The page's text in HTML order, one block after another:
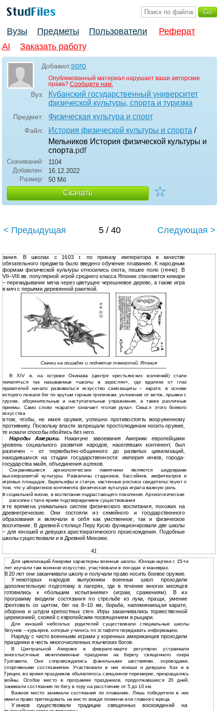
Вузы Предметы Пользователи
Реферат
AI
Заказать работу
Добавил:soro
Опубликованный материал нарушает ваши авторские
права? Сообщите нам.
Вуз:
Кубанский государственный университет
физической культуры, спорта и туризма
Предмет: Физическая культура и спорт
Файл: История физической культуры и спорта /
Мельников История физической культуры и
спорта.pdf
Скачиваний:
1104
Добавлен:
16.12.2022
Размер:
50 Мб
Скачать ☆
< Предыдущая 5 / 40 Следующая >
зания. В школах с 1603 г. по приказу императора в качестве
обязательного предмета было введено обучение плаванию. К народным
формам физической культуры относились охота, пешее поло (гяччо). В
VII–VIII вв. популярной игрой среднего класса Японии становится кемари
– перекидывание мяча через цветущее черешневое дерево, а также игра
в мяч с перьями деревянной ракеткой.
Скачки на лошадях и поднятие тяжестей. Япония
В XIV в. на острове Окинава (центре крестьянских волнений) стали
появляться так называемые «школы в зарослях», где вдалеке от глаз
правителей начало развиваться искусство самозащиты – карате, в основе
которого лежали бег по крутым горным тропинкам, уклонение от веток, прыжки с
грузом, оборонительные и наступательные упражнения, а также различные
приемы. Само слово «карате» означает «голая рука». Смысл этого боевого
искусства
втом, чтобы, не имея оружия, успешно противостоять вооруженному
противнику. Поскольку власти запрещали простолюдинам носить оружие,
те искали способы обойтись без него.
Народы Америки. Накануне завоевания Америки европейцами
уровень социального развития народов, населявших континент, был
различен – от первобытно-общинного до развитых цивилизаций,
находившихся на стадии государственности: империя инков, города-
государства майя, объединения ацтеков.
Сохранившиеся археологические памятники являются шедеврами
высокоразвитой культуры. Развалины стадионов, бассейнов, амфитеатров и
игровых площадок, барельефы и статуи, настенные росписи свидетельствуют о
том, что у аборигенов континента физическая культура играла важную роль
в социальной жизни, в воспитании подрастающего поколения. Археологические
раскопки стали ярким подтверждением существования
в те времена уникальных систем физического воспитания, похожих на
древнегреческие. Они состояли из семейного и государственного
образования и включали в себя как умственное, так и физическое
воспитание. В древней столице Перу Куско функционировали две школы
– для юношей и девушек аристократического происхождения. Подобные
школы существовали и в Древней Мексике.
41
Для цивилизаций Америки характерны военные школы. Юноши-ацтеки с 15-ти
лет изучали там военное искусство, участвовали в походах и маневрах.
В20 лет они заканчивали школу и получали право носить боевое оружие.
У некоторых народов выпускники военных школ проходили
дополнительную подготовку в лагерях, где в течение многих месяцев
готовились к «большим испытаниям» (играм, сражениям). В их
программу входили состязания по стрельбе из лука, пращи, умение
фехтовать со щитом, бег на 8–10 км, борьба, напоминающая карате,
оборона и штурм крепостных стен. Игры заканчивались торжественной
церемонией, схожей с европейским посвящением в рыцари.
Для юношей небогатых родителей существовали специальные школы
бегунов – курьеров, которые учились по эстафете передавать информацию.
Наряду с чисто военными играми у коренных американцев проходили
праздники в честь многочисленных языческих богов.
В Центральной Америке в феврале-марте регулярно устраивали
многотысячные межплеменные праздники на берегу священного озера
Гуатавита. Они сопровождались факельными шествиями, хороводами,
спортивными состязаниями. Участвовали в них юноши и девушки. Как и в
Греции, во время праздников объявлялось священное перемирие, прекращались
войны. Особое место в программе праздников, продолжавшихся 20 дней,
занимали состязания по бегу в гору на расстояние от 5 до 10 км.
Важное место занимали состязания по плаванию. Лишь победители в них
имели право претендовать на место вождя племени или главного жреца.
У инков существовали традиции священных восхождений на